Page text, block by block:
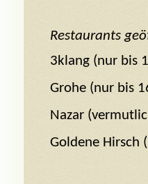
Restaurants
3klang (nur bis
Grohe (nur bis
Nazar
Goldene Hirsch